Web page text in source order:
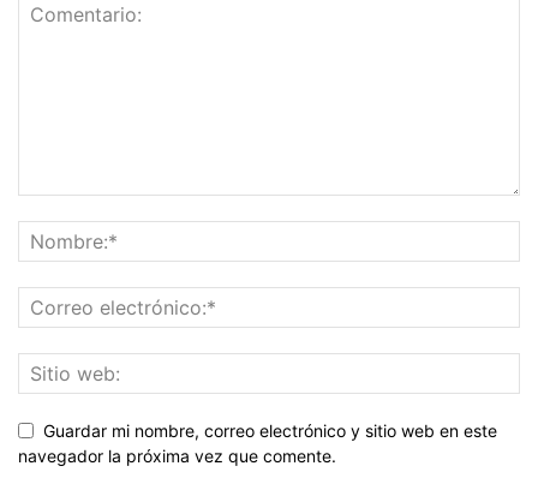
Guardar mi nombre, correo electrónico y sitio web en este
navegador la próxima vez que comente.